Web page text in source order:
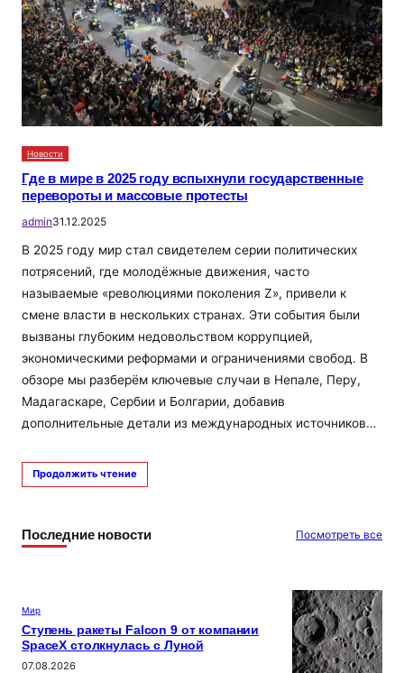
Новости
Где в мире в 2025 году вспыхнули государственные
перевороты и массовые протесты
admin31.12.2025
В 2025 году мир стал свидетелем серии политических
потрясений, где молодёжные движения, часто
называемые «революциями поколения Z», привели к
смене власти в нескольких странах. Эти события были
вызваны глубоким недовольством коррупцией,
экономическими реформами и ограничениями свобод. В
обзоре мы разберём ключевые случаи в Непале, Перу,
Мадагаскаре, Сербии и Болгарии, добавив
дополнительные детали из международных источников…
Продолжить чтение
Последние новости Посмотреть все
Мир
Ступень ракеты Falcon 9 от компании
SpaceX столкнулась с Луной
07.08.2026